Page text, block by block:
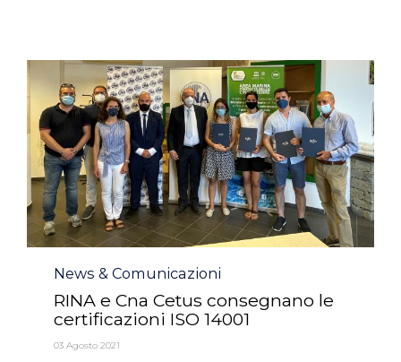
Category
News & Comunicazioni
RINA e Cna Cetus consegnano le
certificazioni ISO 14001
03 Agosto 2021